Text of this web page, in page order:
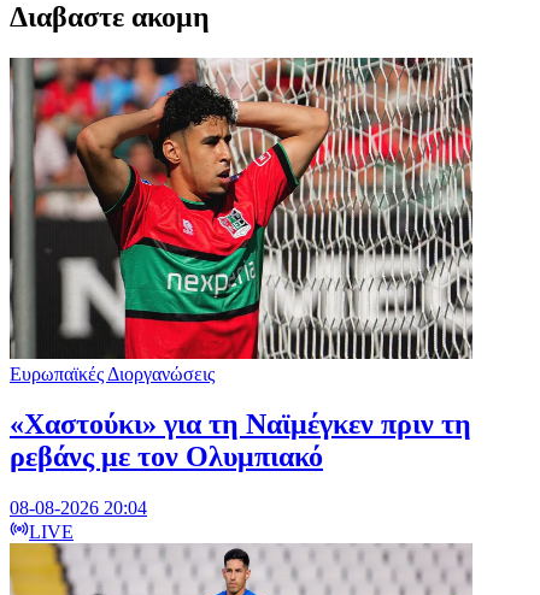
Διαβαστε ακομη
Ευρωπαϊκές Διοργανώσεις
«Χαστούκι» για τη Ναϊμέγκεν πριν τη
ρεβάνς με τον Ολυμπιακό
08-08-2026 20:04
LIVE